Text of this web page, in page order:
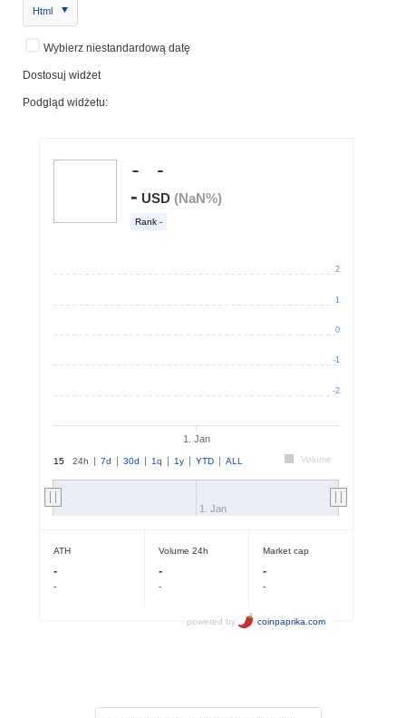
Html
Wybierz niestandardową datę
Dostosuj widżet
Podgląd widżetu: